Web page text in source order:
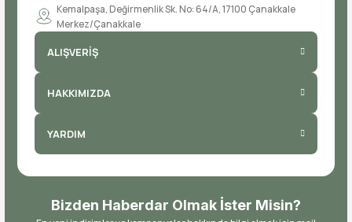
Kemalpaşa, Değirmenlik Sk. No: 64/A, 17100 Çanakkale
Merkez/Çanakkale
ALIŞVERİŞ
HAKKIMIZDA
YARDIM
Bizden Haberdar Olmak İster Misin?